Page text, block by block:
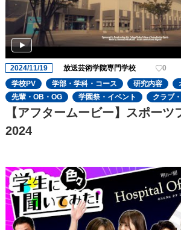
2024/11/19 放送芸術学院専門学校
0
学校PV
学部・学科・コース 研究内容
先輩・OB・OG
学園祭・イベント クラブ
【アフタームービー】スポーツ
2024